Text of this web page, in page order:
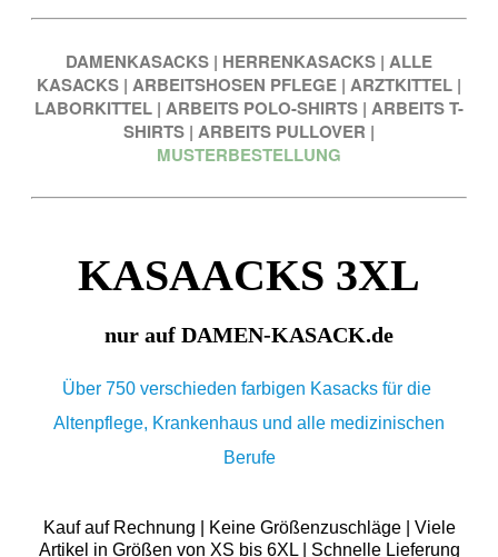
DAMENKASACKS | HERRENKASACKS | ALLE
KASACKS | ARBEITSHOSEN PFLEGE | ARZTKITTEL |
LABORKITTEL | ARBEITS POLO-SHIRTS | ARBEITS T-
SHIRTS | ARBEITS PULLOVER |
MUSTERBESTELLUNG
KASAACKS 3XL
nur auf DAMEN-KASACK.de
Über 750 verschieden farbigen Kasacks für die
Altenpflege, Krankenhaus und alle medizinischen
Berufe
Kauf auf Rechnung | Keine Größenzuschläge | Viele
Artikel in Größen von XS bis 6XL | Schnelle Lieferung